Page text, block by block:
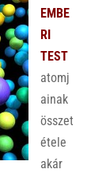
EMBE
RI
TEST
atomj
ainak
összet
étele
akár